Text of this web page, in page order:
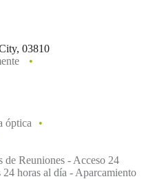
03810
óptica
de Reuniones - Acceso 24
horas al día - Aparcamiento